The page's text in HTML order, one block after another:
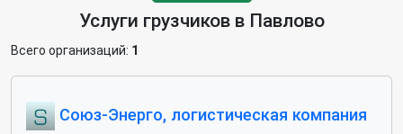
Услуги грузчиков в Павлово
Всего организаций: 1
Союз-Энерго, логистическая компания